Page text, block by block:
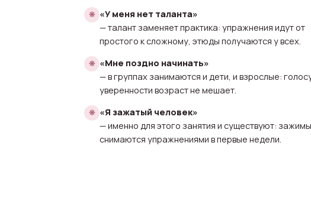
«У меня нет таланта»
— талант заменяет практика: упражнения идут от
простого к сложному, этюды получаются у всех.
«Мне поздно начинать»
— в группах занимаются и дети, и взрослые:
уверенности возраст не мешает.
«Я зажатый человек»
— именно для этого занятия и существуют: зажимы
снимаются упражнениями в первые недели.